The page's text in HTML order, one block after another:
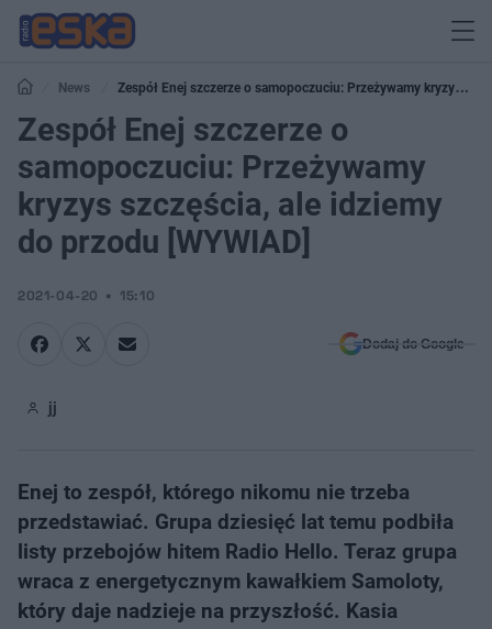
News
Zespół Enej szczerze o samopoczuciu: Przeżywamy kryzys
szczęścia, ale idziemy do przodu [WYWIAD]
Zespół Enej szczerze o
samopoczuciu: Przeżywamy
kryzys szczęścia, ale idziemy
do przodu [WYWIAD]
2021-04-20 15:10
Dodaj do Google
jj
Enej to zespół, którego nikomu nie trzeba
przedstawiać. Grupa dziesięć lat temu podbiła
listy przebojów hitem Radio Hello. Teraz grupa
wraca z energetycznym kawałkiem Samoloty,
który daje nadzieje na przyszłość. Kasia